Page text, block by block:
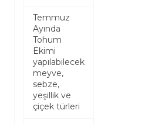
Temmuz
Ayında
Tohum
Ekimi
yapılabilecek
meyve,
sebze,
yeşillik ve
çiçek türleri